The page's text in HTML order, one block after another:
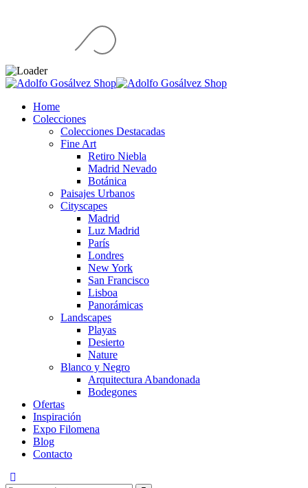
Home
Colecciones
Colecciones Destacadas
Fine Art
Retiro Niebla
Madrid Nevado
Botánica
Paisajes Urbanos
Cityscapes
Madrid
Luz Madrid
París
Londres
New York
San Francisco
Lisboa
Panorámicas
Landscapes
Playas
Desierto
Nature
Blanco y Negro
Arquitectura Abandonada
Bodegones
Ofertas
Inspiración
Expo Filomena
Blog
Contacto